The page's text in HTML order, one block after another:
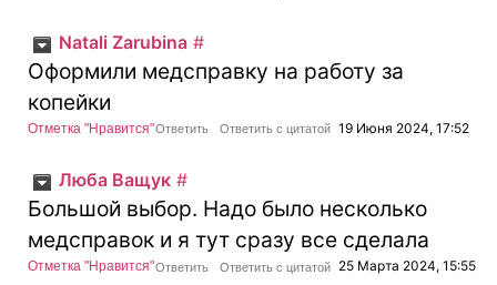
Natali Zarubina #
Оформили медсправку на работу за
копейки
Отметка "Нравится"Ответить Ответить с цитатой 19 Июня 2024, 17:52
Люба Ващук #
Большой выбор. Надо было несколько
медсправок и я тут сразу все сделала
Отметка "Нравится"Ответить Ответить с цитатой 25 Марта 2024, 15:55